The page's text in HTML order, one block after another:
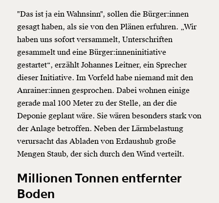
"Das ist ja ein Wahnsinn", sollen die Bürger:innen
gesagt haben, als sie von den Plänen erfuhren. „Wir
haben uns sofort versammelt, Unterschriften
gesammelt und eine Bürger:inneninitiative
gestartet“, erzählt Johannes Leitner, ein Sprecher
dieser Initiative. Im Vorfeld habe niemand mit den
Anrainer:innen gesprochen. Dabei wohnen einige
gerade mal 100 Meter zu der Stelle, an der die
Deponie geplant wäre. Sie wären besonders stark von
der Anlage betroffen. Neben der Lärmbelastung
verursacht das Abladen von Erdaushub große
Mengen Staub, der sich durch den Wind verteilt.
Millionen Tonnen entfernter
Boden